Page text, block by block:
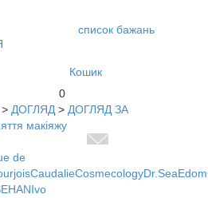
список бажань
Кошик
0
> ДОГЛЯД > ДОГЛЯД ЗА
макіяжу
de
CaudalieCosmecologyDr.SeaEdom
Ivo